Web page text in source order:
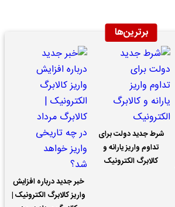
برترین‌ها
شرط جدید دولت برای
تداوم واریز یارانه و
کالابرگ الکترونیک
خبر جدید درباره افزایش
واریز کالابرگ الکترونیک |